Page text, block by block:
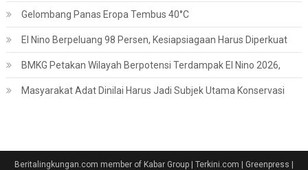
Gelombang Panas Eropa Tembus 40°C
El Nino Berpeluang 98 Persen, Kesiapsiagaan Harus Diperkuat
BMKG Petakan Wilayah Berpotensi Terdampak El Nino 2026,
Masyarakat Adat Dinilai Harus Jadi Subjek Utama Konservasi
Beritalingkungan.com member of Kabar Group | Terkini.com | Greenpress